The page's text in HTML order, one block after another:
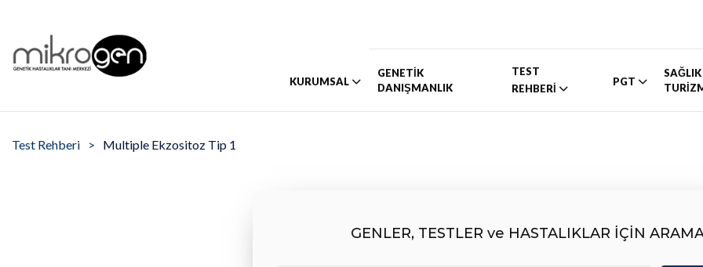
KURUMSAL
GENETİK
DANIŞMANLIK
TEST
REHBERİ
PGT
SAĞLIK
Test Rehberi Multiple Ekzositoz Tip 1
GENLER, TESTLER ve HASTALIKLAR İÇİN